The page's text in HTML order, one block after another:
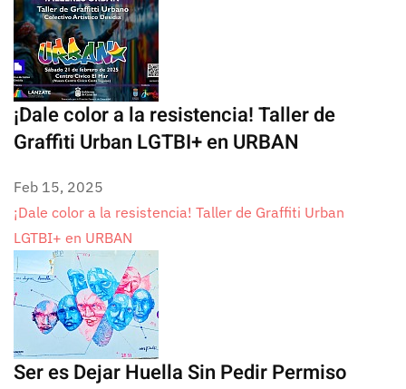
¡Dale color a la resistencia! Taller de
Graffiti Urban LGTBI+ en URBAN
Feb 15, 2025
¡Dale color a la resistencia! Taller de Graffiti Urban
LGTBI+ en URBAN
Ser es Dejar Huella Sin Pedir Permiso